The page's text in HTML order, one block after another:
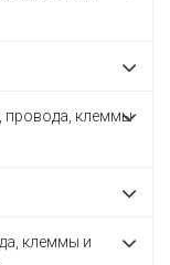
провода, клеммы
клеммы и